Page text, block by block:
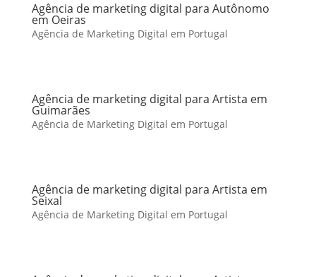
Agência de marketing digital para Autônomo
em Oeiras
Agência de Marketing Digital em Portugal
Agência de marketing digital para Artista em
Guimarães
Agência de Marketing Digital em Portugal
Agência de marketing digital para Artista em
Seixal
Agência de Marketing Digital em Portugal